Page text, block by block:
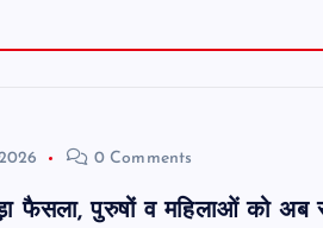
0 Comments
फैसला, पुरुषों व महिलाओं को अब